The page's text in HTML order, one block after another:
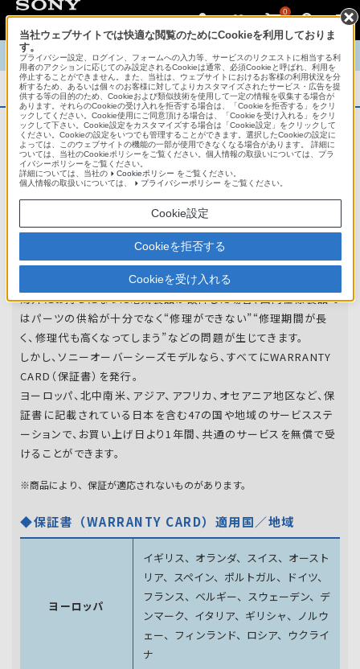
0
TOP 商品概要 商品情報 English 中文
商品概要
アフターサービス
オーバーシーズモデルは、いろいろな国
地域で共通の保証を実施しています。
世界47の国や地域で共通の保証サービスを実施し
ています。
海外にお持ちになった電気製品が故障した場合、国内仕様製品で
はパーツの供給が十分でなく“修理ができない”“修理期間が長
く、修理代も高くなってしまう”などの問題が生じてきます。
しかし、ソニーオーバーシーズモデルなら、すべてにWARRANTY
CARD（保証書）を発行。
ヨーロッパ、北中南米、アジア、アフリカ、オセアニア地区など、保
証書に記載されている日本を含む47の国や地域のサービスステ
ーションで、お買い上げ日より1年間、共通のサービスを無償で受
けることができます。
※商品により、保証が適応されないものがあります。
◆保証書（WARRANTY CARD）適用国／地域
ヨーロッパ
イギリス、オランダ、スイス、オースト
リア、スペイン、 ポルトガル、ドイツ、
フランス、ベルギー、スウェーデン、 デ
ンマーク、イタリア、ギリシャ、ノルウ
ェー、フィンランド、 ロシア、ウクライ
ナ
当社ウェブサイトでは快適な閲覧のためにCookieを利用しておりま
す。
プライバシー設定、ログイン、フォームへの入力等、サービスのリクエストに相当する利
用者のアクションに応じてのみ設定されるCookieは通常、必須Cookieと呼ばれ、利用を
停止することができません。また、当社は、ウェブサイトにおけるお客様の利用状況を分
析するため、あるいは個々のお客様に対してよりカスタマイズされたサービス・広告を提
供する等の目的のため、Cookieおよび類似技術を使用して一定の情報を収集する場合が
あります。それらのCookieの受け入れを拒否する場合は、「Cookieを拒否する」をクリ
ックしてください。Cookie使用にご同意頂ける場合は、「Cookieを受け入れる」をクリ
ックして下さい。Cookie設定をカスタマイズする場合は「Cookie設定」をクリックして
ください。Cookieの設定をいつでも管理することができます。選択したCookieの設定に
よっては、このウェブサイトの機能の一部が使用できなくなる場合があります。 詳細に
ついては、当社のCookieポリシーをご覧ください。個人情報の取扱いについては、プラ
イバシーポリシーをご覧ください。
詳細については、当社の
Cookieポリシー をご覧ください。
個人情報の取扱いについては、
プライバシーポリシー をご覧ください。
Cookie設定
Cookieを拒否する
Cookieを受け入れる